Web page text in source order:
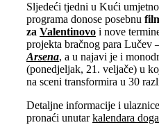
Sljedeći tjedni u Kući
programa donose posebnu
za Valentinovoi nove
projekta bračnog para Lučev
Arsena, a u najavi je i
(ponedjeljak, 21. veljače) u
na sceni transformira u 30
Detaljne informacije i
pronaći unutarkalendara